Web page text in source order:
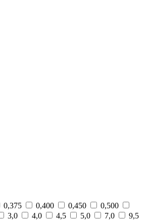
0,375 0,400 0,450
0,500
3,0 4,0 4,5 5,0 7,0
9,5